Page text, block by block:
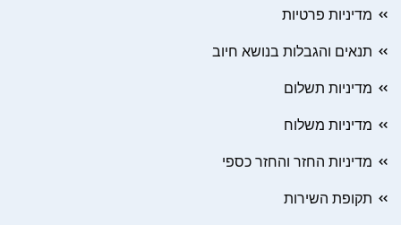
מדיניות פרטיות
תנאים והגבלות בנושא חיוב
מדיניות תשלום
מדיניות משלוח
מדיניות החזר והחזר כספי
תקופת השירות